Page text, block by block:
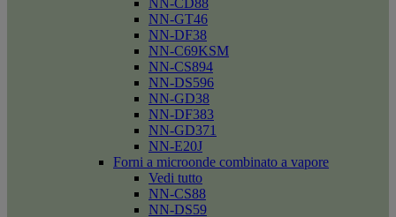
NN-CD88
NN-GT46
NN-DF38
NN-C69KSM
NN-CS894
NN-DS596
NN-GD38
NN-DF383
NN-GD371
NN-E20J
Forni a microonde combinato a vapore
Vedi tutto
NN-CS88
NN-DS59